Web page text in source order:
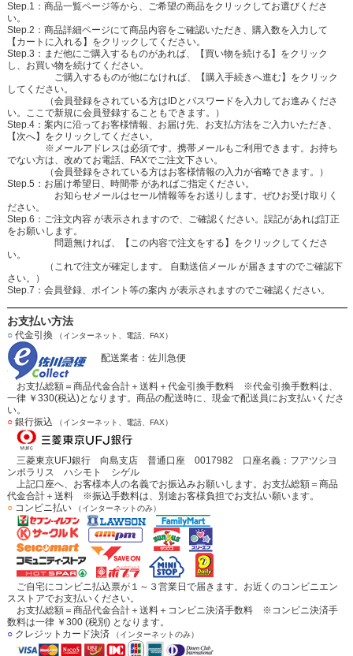
Step.1：商品一覧ページ等から、ご希望の商品をクリックしてお選びくださ
い。
Step.2：商品詳細ページにて商品内容をご確認いただき、購入数を入力して
【カートに入れる】をクリックしてください。
Step.3：まだ他にご購入するものがあれば、【買い物を続ける】をクリック
し、お買い物を続けてください。
ご購入するものが他になければ、【購入手続きへ進む】をクリック
してください。
（会員登録をされている方はIDとパスワードを入力してお進みくださ
い。ここで新規に会員登録することもできます。）
Step.4：案内に沿ってお客様情報、お届け先、お支払方法をご入力いただき、
【次へ】をクリックしてください。
※メールアドレスは必須です。携帯メールもご利用できます。お持ち
でない方は、改めてお電話、FAXでご注文下さい。
（会員登録をされている方はお客様情報の入力が省略できます。）
Step.5：お届け希望日、時間帯 があればご指定ください。
お知らせメールはセール情報等をお送りします。ぜひお受け取りく
ださい。
Step.6：ご注文内容 が表示されますので、ご確認ください。誤記があれば訂正
をお願いします。
問題無ければ、【この内容で注文をする】をクリックしてくださ
い。
（これで注文が確定します。 自動送信メール が届きますのでご確認下
さい。）
Step.7：会員登録、ポイント等の案内 が表示されますのでご確認ください。
お支払い方法
○代金引換 （インターネット、電話、FAX）
配送業者：佐川急便
お支払総額＝商品代金合計＋送料＋代金引換手数料 ※代金引換手数料は、
一律 ￥330(税込)となります。商品の配送時に、現金で配送員にお支払いくださ
い。
○銀行振込 （インターネット、電話、FAX）
三菱東京UFJ銀行 向島支店 普通口座 0017982 口座名義：フアツシヨ
ンポラリス ハシモト シゲル
上記口座へ、お客様本人の名義でお振込みお願いします。お支払総額＝商品
代金合計＋送料 ※振込手数料は、別途お客様負担でお支払い願います。
○コンビニ払い （インターネットのみ）
ご自宅にコンビニ払込票が１～３営業日で届きます。お近くのコンビニエン
スストアでお支払いください。
お支払総額＝商品代金合計＋送料＋コンビニ決済手数料 ※コンビニ決済手
数料は一律 ￥300 (税別) となります。
○クレジットカード決済 （インターネットのみ）